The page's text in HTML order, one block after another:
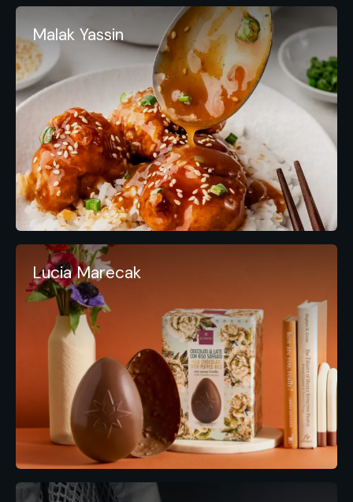
Malak Yassin
Lucia Marecak